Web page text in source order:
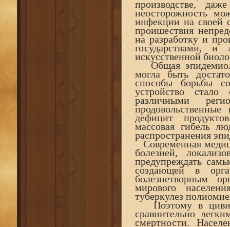
производстве,
неосторожность
инфекции на своей
проишествия
на разработку и
государствами,
искусственной
Общая
могла быть
способы борьбы
устройство
различными
дефицит
массовая гибель
распространения
Современная
болезней,
предупреждать
создающей в
болезнетворным
мирового
туберкулез
Поэтому в
сравнительно
смертности.